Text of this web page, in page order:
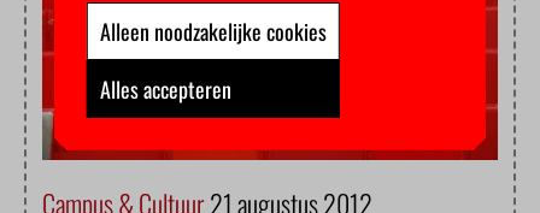
Campus & Cultuur21 augustus 2012
Alleen noodzakelijke cookies
Alles accepteren